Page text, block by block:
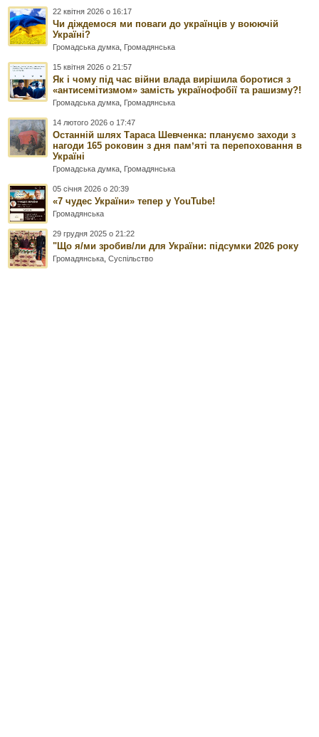
22 квітня 2026 о 16:17
Чи діждемося ми поваги до українців у воюючій
Україні?
Громадська думка Громадянська
15 квітня 2026 о 21:57
Як і чому під час війни влада вирішила боротися з
«антисемітизмом» замість українофобії та рашизму?!
Громадська думка Громадянська
14 лютого 2026 о 17:47
Останній шлях Тараса Шевченка: плануємо заходи з
нагоди 165 роковин з дня памʼяті та перепоховання в
Україні
Громадська думка Громадянська
05 січня 2026 о 20:39
«7 чудес України» тепер у YouTube!
Громадянська
29 грудня 2025 о 21:22
"Що я/ми зробив/ли для України: підсумки 2026 року
Громадянська ,Суспільство